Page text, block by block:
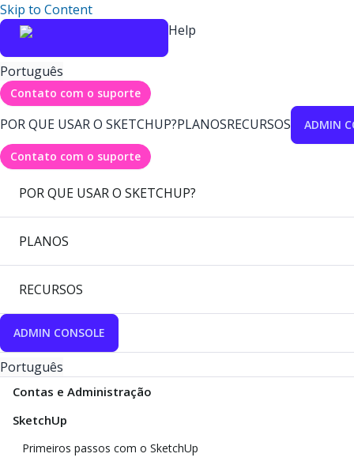
Skip to Content
Help
Português
Contato com o suporte
POR QUE USAR O SKETCHUP?PLANOSRECURSOS ADMIN
Contato com o suporte
POR QUE USAR O SKETCHUP?
PLANOS
RECURSOS
ADMIN CONSOLE
Português
Contas e Administração
SketchUp
Primeiros passos com o SketchUp